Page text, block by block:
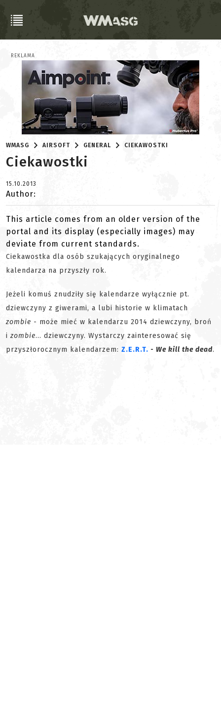
REKLAMA
WMASG AIRSOFT GENERAL CIEKAWOSTKI
Ciekawostki
15.10.2013
Author:
This article comes from an older version of the
portal and its display (especially images) may
deviate from current standards.
Ciekawostka dla osób szukających oryginalnego
kalendarza na przyszły rok.
Jeżeli komuś znudziły się kalendarze wyłącznie pt.
dziewczyny z giwerami, a lubi historie w klimatach
zombie - może mieć w kalendarzu 2014 dziewczyny, broń
izombie... dziewczyny. Wystarczy zainteresować się
przyszłorocznym kalendarzem: Z.E.R.T. - We kill the dead.